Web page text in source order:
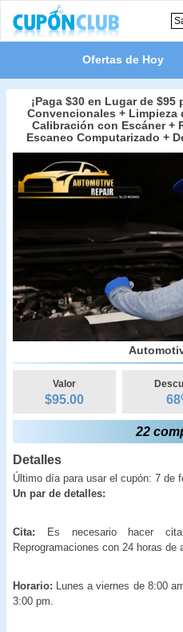
Ofertas de Hoy
¡Paga $30 en Lugar de
Convencionales + Limpieza
Calibración con Escáner +
Escaneo Computarizado +
Valor
$95.00 68
22
Detalles
Último día para usar el cupón: 7 de
Un par de detalles:
Cita: Es necesario hacer
Reprogramaciones con 24 horas de
Horario: Lunes a viernes de 8:00
3:00 pm.